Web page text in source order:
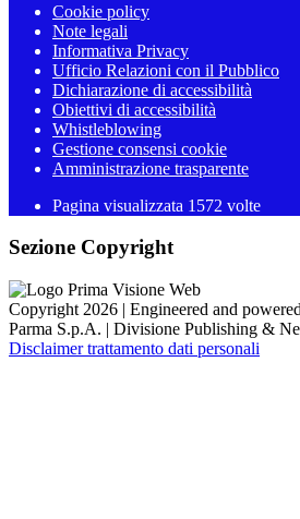
Cookie policy
Note legali
Informativa Privacy
Ufficio Relazioni con il Pubblico
Dichiarazione di accessibilità
Obiettivi di accessibilità
Whistleblowing
Gestione consensi cookie
Amministrazione trasparente
Pagina visualizzata 1572 volte
Sezione Copyright
Copyright 2026 | Engineered and
Parma S.p.A. | Divisione Publishing &
Disclaimer trattamento dati personali